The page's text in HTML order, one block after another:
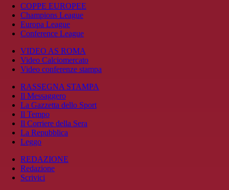
COPPE EUROPEE
Champions League
Europa League
Conference League
VIDEO AS ROMA
Video Calciomercato
Video conferenze stampa
RASSEGNA STAMPA
Il Messaggero
La Gazzetta dello Sport
Il Tempo
Il Corriere della Sera
La Repubblica
Leggo
REDAZIONE
Redazione
Scrivici